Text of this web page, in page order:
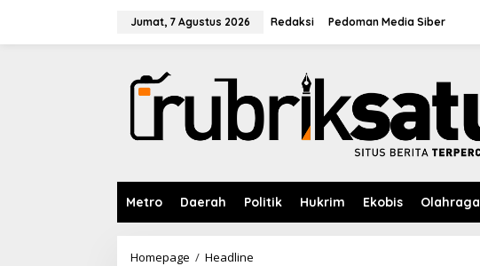
Jumat, 7 Agustus 2026 Redaksi Pedoman Media Siber
Metro Daerah Politik Hukrim Ekobis Olahraga
Homepage / Headline